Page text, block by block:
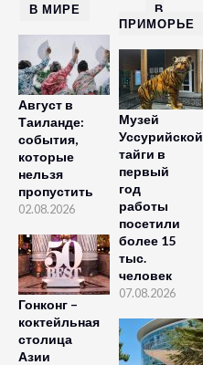
В МИРЕ
Август в
Таиланде:
события,
которые
нельзя
пропустить
02.08.2026
Гонконг –
коктейльная
столица
Азии
В
ПРИМОРЬЕ
Музей
Уссурийской
тайги в
первый
год
работы
посетили
более 15
тыс.
человек
07.08.2026